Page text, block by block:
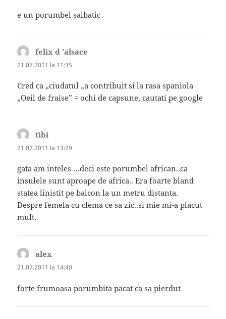
e un porumbel salbatic
felix d 'alsace
21.07.2011 la 11:35
Cred ca „ciudatul „a contribuit si la rasa spaniola
„Oeil de fraise” = ochi de capsune, cautati pe google
tibi
21.07.2011 la 13:29
gata am inteles …deci este porumbel african..ca
insulele sunt aproape de africa.. Era foarte bland
statea linistit pe balcon la un metru distanta.
Despre femela cu clema ce sa zic..si mie mi-a placut
mult.
alex
21.07.2011 la 14:40
forte frumoasa porumbita pacat ca sa pierdut